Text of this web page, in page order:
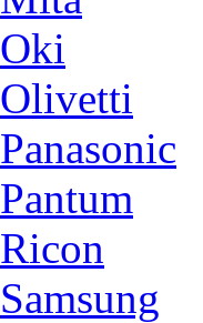
Oki
Olivetti
Panasonic
Pantum
Ricon
Samsung